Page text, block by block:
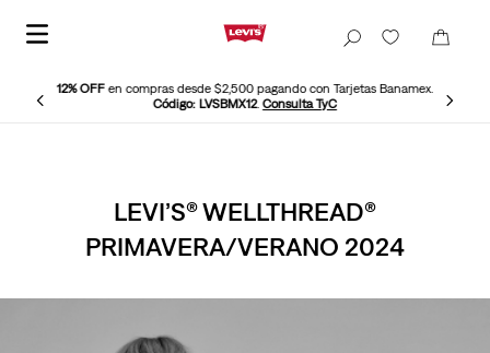
12% OFFen compras desde $2,500 pagando con Tarjetas Banamex.
Código: LVSBMX12. Consulta TyC
LEVI’S® WELLTHREAD®
PRIMAVERA/VERANO 2024